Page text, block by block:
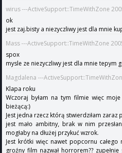
wirus ---ActiveSupport::TimeWithZone
ok
jest zaj.bisty a niezyczliwy jest dla mnie
Mass ---ActiveSupport::TimeWithZone
spox
mysle ze niezyczliwy jest dla mnie tepym
Magdalena ---
Klapa roku
Wczoraj byłam na tym filmie więc
bieżącą:)
Jest jedna rzecz którą stwierdziłam
jest mało ambitny, brak w nim
mogłaby na dłużej przykuć wzrok.
Jest krótki więc nawet popcornu
groźny film nazwał horrorem??